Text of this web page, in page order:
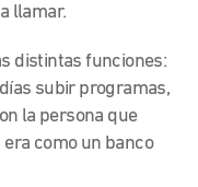
llamar.
distintas funciones:
subir programas,
la persona que
como un banco